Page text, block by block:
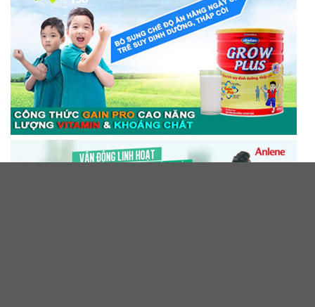
07/08/2026
Nắng nóng đang âm thầm tàn phá
nông nghiệp châu Âu
07/08/2026
Thương hiệu sữa gần 7 thập kỷ gặp
gỡ giới trẻ TP.HCM tại Pop-up
‘Thưởng vị hè’